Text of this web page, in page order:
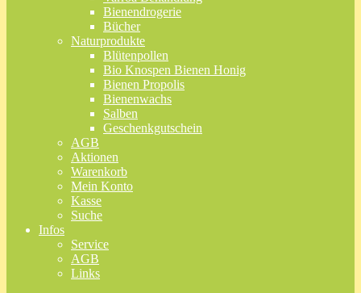
Bienendrogerie
Bücher
Naturprodukte
Blütenpollen
Bio Knospen Bienen Honig
Bienen Propolis
Bienenwachs
Salben
Geschenkgutschein
AGB
Aktionen
Warenkorb
Mein Konto
Kasse
Suche
Infos
Service
AGB
Links